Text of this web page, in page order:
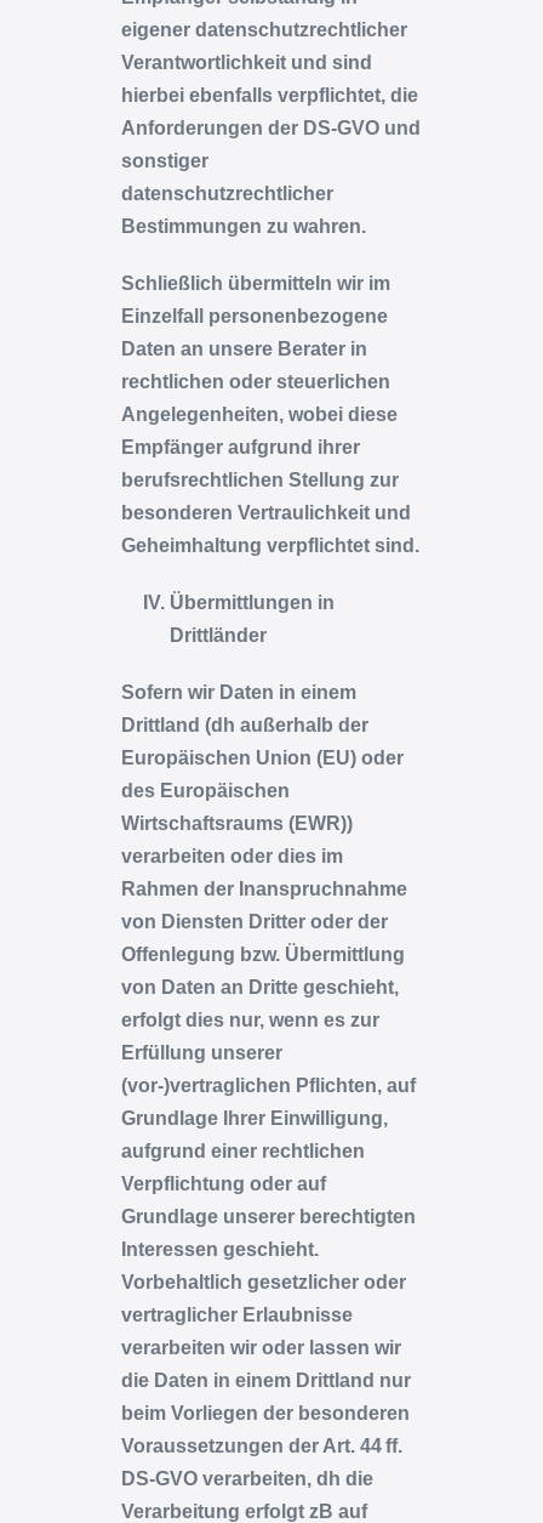
eigener datenschutzrechtlicher
Verantwortlichkeit und sind
hierbei ebenfalls verpflichtet, die
Anforderungen der DS-GVO und
sonstiger
datenschutzrechtlicher
Bestimmungen zu wahren.
Schließlich übermitteln wir im
Einzelfall personenbezogene
Daten an unsere Berater in
rechtlichen oder steuerlichen
Angelegenheiten, wobei diese
Empfänger aufgrund ihrer
berufsrechtlichen Stellung zur
besonderen Vertraulichkeit und
Geheimhaltung verpflichtet sind.
Übermittlungen in
Drittländer
Sofern wir Daten in einem
Drittland (dh außerhalb der
Europäischen Union (EU) oder
des Europäischen
Wirtschaftsraums (EWR))
verarbeiten oder dies im
Rahmen der Inanspruchnahme
von Diensten Dritter oder der
Offenlegung bzw. Übermittlung
von Daten an Dritte geschieht,
erfolgt dies nur, wenn es zur
Erfüllung unserer
(vor-)vertraglichen Pflichten, auf
Grundlage Ihrer Einwilligung,
aufgrund einer rechtlichen
Verpflichtung oder auf
Grundlage unserer berechtigten
Interessen geschieht.
Vorbehaltlich gesetzlicher oder
vertraglicher Erlaubnisse
verarbeiten wir oder lassen wir
die Daten in einem Drittland nur
beim Vorliegen der besonderen
Voraussetzungen der Art. 44 ff.
DS-GVO verarbeiten, dh die
Verarbeitung erfolgt zB auf